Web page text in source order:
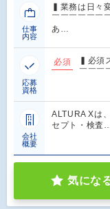
仕事
内容
▍業務は日々
￣￣￣￣￣￣
あ…
応募
資格
必須
▍必須
￣￣￣
会社
概要
ALTURA Xは
セプト・検査
気にな